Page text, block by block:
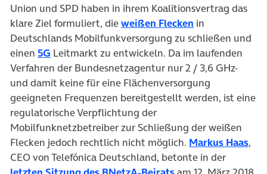
Union und SPD haben in ihrem Koalitionsvertrag das
klare Ziel formuliert, dieweißen Flecken (öffnet in
in
Deutschlands Mobilfunkversorgung zu schließen und
einen 5G (öffnet in neuem Tab)
Leitmarkt zu entwickeln. Da im laufenden
Verfahren der Bundesnetzagentur nur 2 / 3,6 GHz-
und damit keine für eine Flächenversorgung
geeigneten Frequenzen bereitgestellt werden, ist eine
regulatorische Verpflichtung der
Mobilfunknetzbetreiber zur Schließung der weißen
Flecken jedoch rechtlich nicht möglich. Markus Haas,
CEO von Telefónica Deutschland, betonte in der